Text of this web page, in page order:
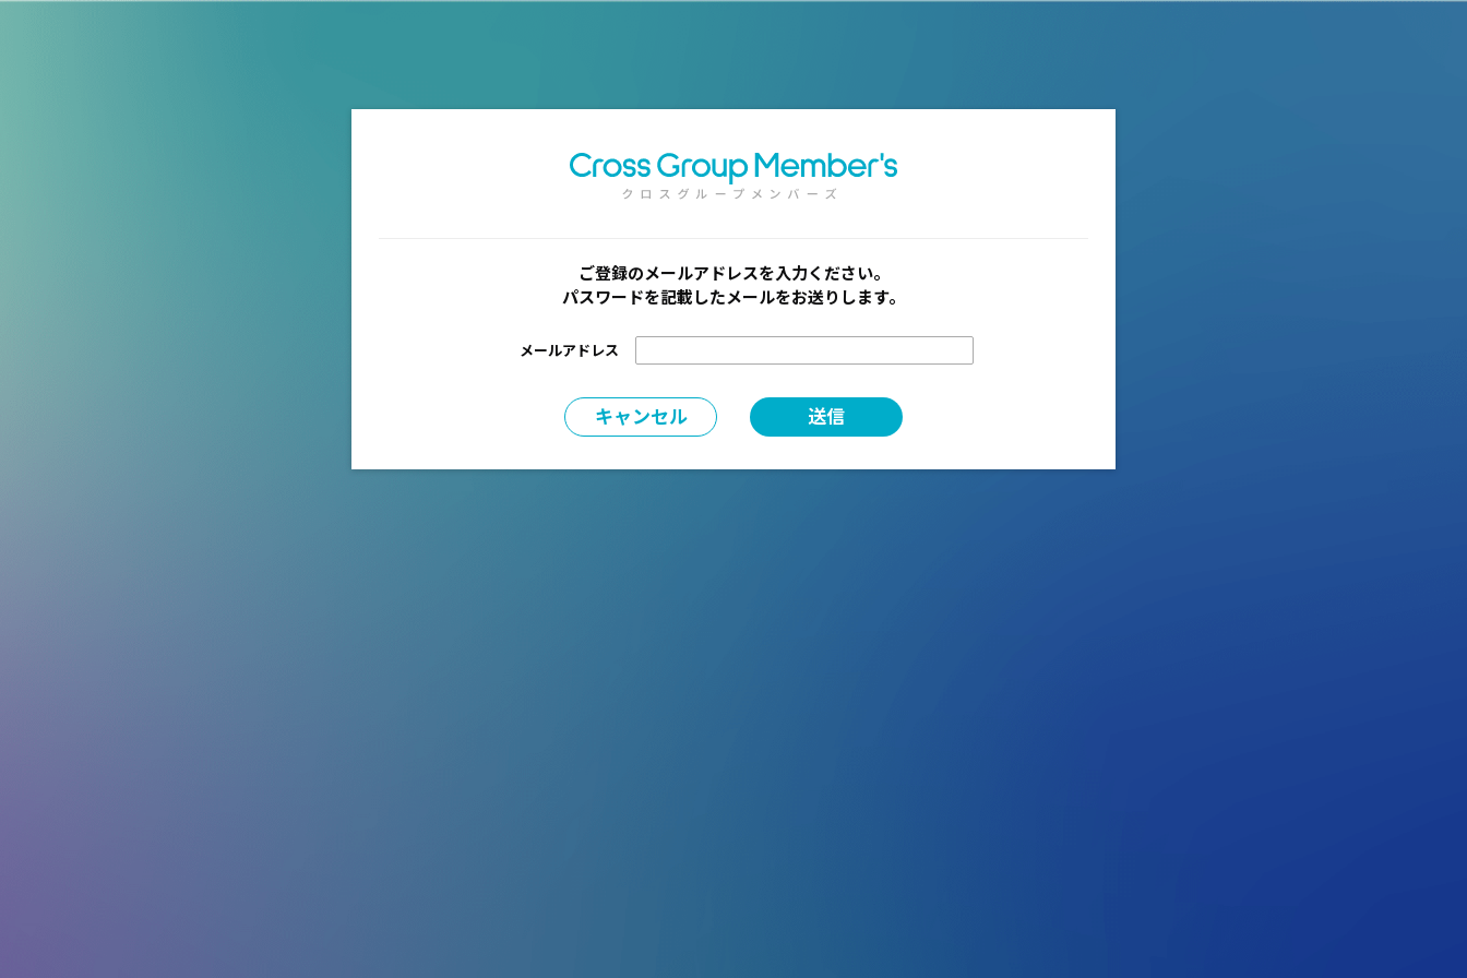
ご登録のメールアドレスを入力ください。
パスワードを記載したメールをお送りします。
メールアドレス
送信
キャンセル